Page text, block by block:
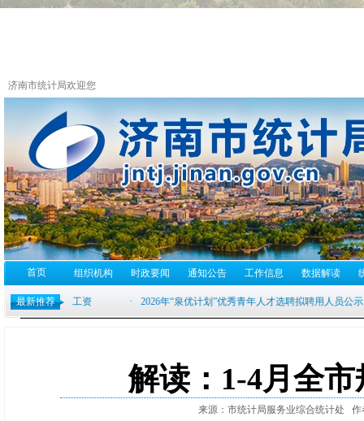
济南市统计局欢迎您
首页 组织机构 时政要闻 通知公告 工作信息 数据解读
最新推荐
解读：1-4月全
来源：市统计局服务业综合统计处 作